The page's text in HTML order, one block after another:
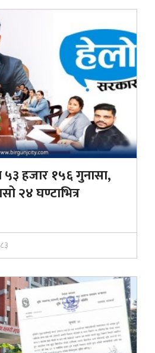
५३ हजार १५६ गुनासा,
२४ घण्टाभित्र